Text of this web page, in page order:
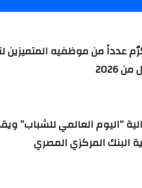
عدداً من موظفيه
2026
“اليوم العالمي للشباب”
البنك المركزي المصري